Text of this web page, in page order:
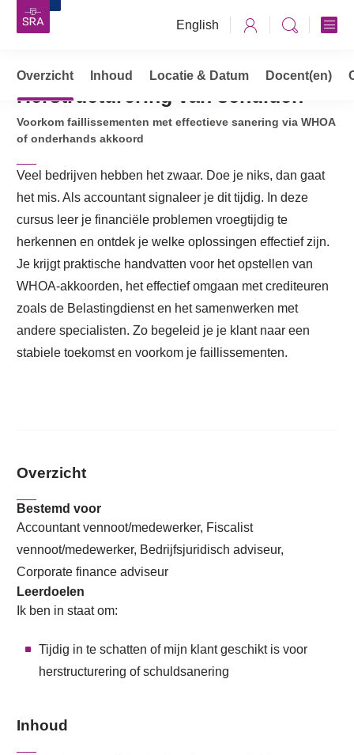
English
Opleidingen, cursussen & trainingen
Herstructurering van schulden
Voorkom faillissementen met effectieve sanering via WHOA
of onderhands akkoord
Veel bedrijven hebben het zwaar. Doe je niks, dan gaat
het mis. Als accountant signaleer je dit tijdig. In deze
cursus leer je financiële problemen vroegtijdig te
herkennen en ontdek je welke oplossingen effectief zijn.
Je krijgt praktische handvatten voor het opstellen van
WHOA-akkoorden, het effectief omgaan met crediteuren
zoals de Belastingdienst en het samenwerken met
andere specialisten. Zo begeleid je je klant naar een
stabiele toekomst en voorkom je faillissementen.
Overzicht Inhoud Locatie & Datum Docent(en)
Overzicht
Bestemd voor
Accountant vennoot/medewerker, Fiscalist
vennoot/medewerker, Bedrijfsjuridisch adviseur,
Corporate finance adviseur
Leerdoelen
Ik ben in staat om:
Tijdig in te schatten of mijn klant geschikt is voor
herstructurering of schuldsanering
Inhoud